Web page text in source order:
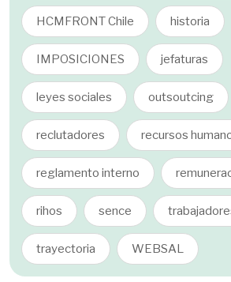
HCMFRONT Chile historia
IMPOSICIONES jefaturas
leyes sociales outsoutcing
reclutadores recursos
reglamento interno
rihos sence
trayectoria WEBSAL